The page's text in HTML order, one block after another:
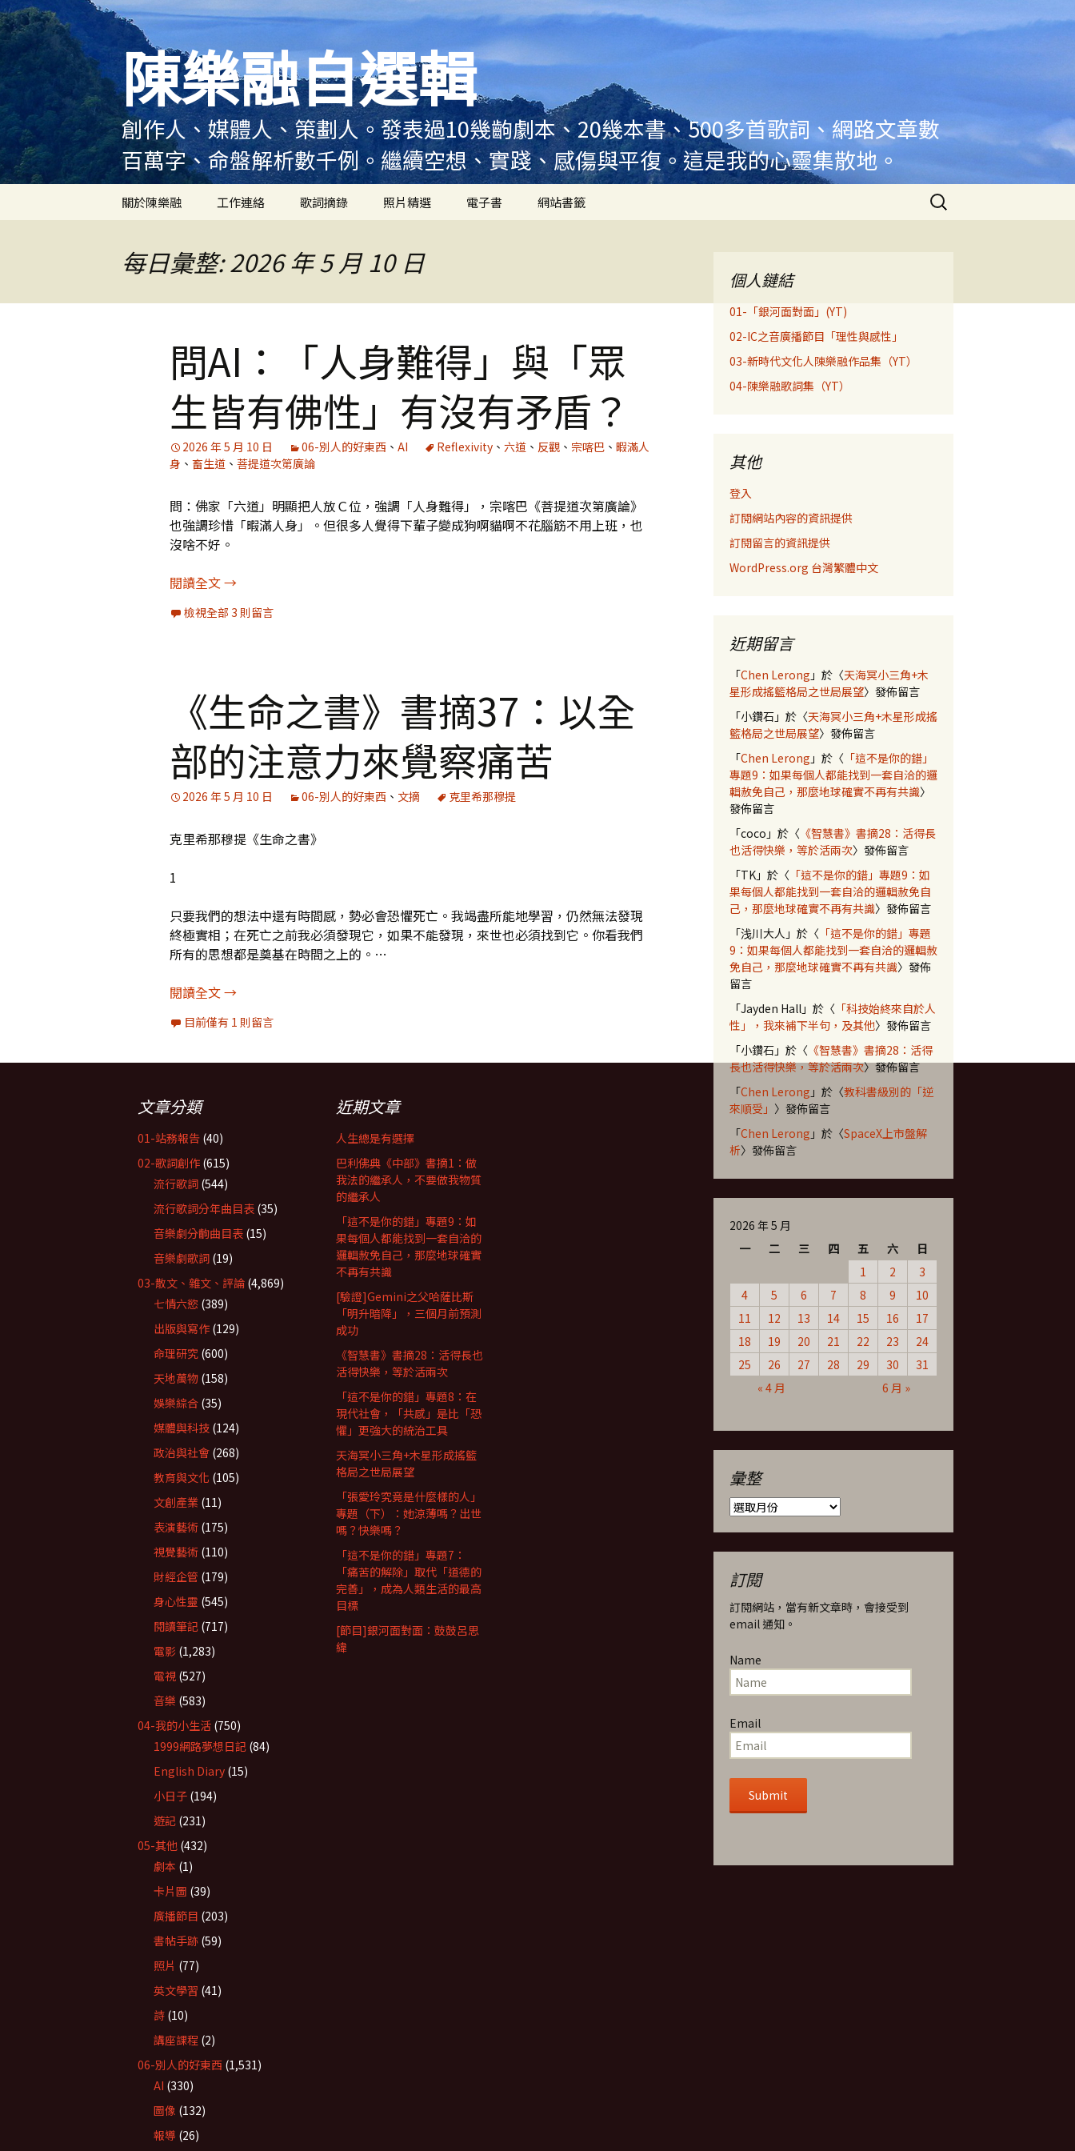
跳
至
主
容
陳樂融自選輯
創作人、媒體人、策劃人。發表過10幾齣劇本、20幾本書、500多首歌詞、網路文章數
百萬字、命盤解析數千例。繼續空想、實踐、感傷與平復。這是我的心靈集散地。
關於陳樂融
陳樂融大事記
陳樂融舞台劇及音樂劇
作品演出紀錄
媒體專訪精選
工作連絡 歌詞摘錄 照片精選 電子書 網站書籤
搜
尋
每日彙整: 2026 年 5 月 10 日
問AI：「人身難得」與「眾
生皆有佛性」有沒有矛盾？
2026 年 5 月 10 日 06-別人的好東西 、 AI Reflexivity 、 六道 、 反觀 、 宗喀巴 、 暇滿人
身 、 畜生道 、 菩提道次第廣論
問：佛家「六道」明顯把人放Ｃ位，強調「人身難得」，宗喀巴《菩提道次第廣論》
也強調珍惜「暇滿人身」。但很多人覺得下輩子變成狗啊貓啊不花腦筋不用上班，也
沒啥不好。
閱讀全文問AI：「人身難得」與「眾生皆有佛性」有沒有矛盾？
→
檢視全部 3 則留言
《生命之書》書摘37：以全
部的注意力來覺察痛苦
2026 年 5 月 10 日 06-別人的好東西 、 文摘 克里希那穆提
克里希那穆提《生命之書》
1
只要我們的想法中還有時間感，勢必會恐懼死亡。我竭盡所能地學習，仍然無法發現
終極實相；在死亡之前我必須發現它，如果不能發現，來世也必須找到它。你看我們
所有的思想都是奠基在時間之上的。…
閱讀全文《生命之書》書摘37：以全部的注意力來覺察痛苦
→
目前僅有 1 則留言
個人鏈結
01-「銀河面對面」(YT)
02-IC之音廣播節目「理性與感性」
03-新時代文化人陳樂融作品集（YT）
04-陳樂融歌詞集（YT）
其他
登入
訂閱網站內容的資訊提供
訂閱留言的資訊提供
WordPress.org 台灣繁體中文
近期留言
「Chen Lerong 」於〈天海冥小三角+木
星形成搖籃格局之世局展望〉發佈留言
「小鑽石 」於〈天海冥小三角+木星形成搖
籃格局之世局展望〉發佈留言
「Chen Lerong 」於〈 「這不是你的錯」
專題9：如果每個人都能找到一套自洽的邏
輯赦免自己，那麼地球確實不再有共識〉
發佈留言
「coco 」於〈 《智慧書》書摘28：活得長
也活得快樂，等於活兩次〉發佈留言
「TK」於〈 「這不是你的錯」專題9：如
果每個人都能找到一套自洽的邏輯赦免自
己，那麼地球確實不再有共識〉發佈留言
「浅川大人 」於〈 「這不是你的錯」專題
9：如果每個人都能找到一套自洽的邏輯赦
免自己，那麼地球確實不再有共識〉發佈
留言
「Jayden Hall 」於〈 「科技始終來自於人
性」，我來補下半句，及其他〉發佈留言
「小鑽石 」於〈 《智慧書》書摘28：活得
長也活得快樂，等於活兩次〉發佈留言
「Chen Lerong 」於〈教科書級別的「逆
來順受」 〉發佈留言
「Chen Lerong 」於〈SpaceX上市盤解
析〉發佈留言
2026 年 5 月
一
二 三 四 五 六
日
1
2
3
4
5 6 7 8 9
10
11
12 13 14 15 16
17
18
19 20 21 22 23
24
25
26 27 28 29 30
31
« 4 月
6 月 »
彙整
彙
整
訂閱
訂閱網站，當有新文章時，會接受到
email 通知。
Name
Email
文章分類
01-站務報告 (40)
02-歌詞創作 (615)
流行歌詞 (544)
流行歌詞分年曲目表 (35)
音樂劇分齣曲目表 (15)
音樂劇歌詞 (19)
03-散文、雜文、評論 (4,869)
七情六慾 (389)
出版與寫作 (129)
命理研究 (600)
天地萬物 (158)
娛樂綜合 (35)
媒體與科技 (124)
政治與社會 (268)
教育與文化 (105)
文創產業 (11)
表演藝術 (175)
視覺藝術 (110)
財經企管 (179)
身心性靈 (545)
閱讀筆記 (717)
電影 (1,283)
電視 (527)
音樂 (583)
04-我的小生活 (750)
1999網路夢想日記 (84)
English Diary (15)
小日子 (194)
遊記 (231)
05-其他 (432)
劇本 (1)
卡片圖 (39)
廣播節目 (203)
書帖手跡 (59)
照片 (77)
英文學習 (41)
詩 (10)
講座課程 (2)
06-別人的好東西 (1,531)
AI (330)
圖像 (132)
報導 (26)
近期文章
人生總是有選擇
巴利佛典《中部》書摘1：做
我法的繼承人，不要做我物質
的繼承人
「這不是你的錯」專題9：如
果每個人都能找到一套自洽的
邏輯赦免自己，那麼地球確實
不再有共識
[驗證]Gemini之父哈薩比斯
「明升暗降」，三個月前預測
成功
《智慧書》書摘28：活得長也
活得快樂，等於活兩次
「這不是你的錯」專題8：在
現代社會，「共感」是比「恐
懼」更強大的統治工具
天海冥小三角+木星形成搖籃
格局之世局展望
「張愛玲究竟是什麼樣的人」
專題（下）：她涼薄嗎？出世
嗎？快樂嗎？
「這不是你的錯」專題7：
「痛苦的解除」取代「道德的
完善」，成為人類生活的最高
目標
[節目]銀河面對面：鼓鼓呂思
緯